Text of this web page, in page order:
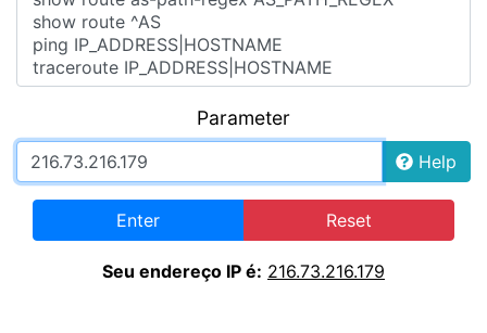
Parameter
Help
Enter Reset
Seu endereço IP é: 216.73.216.179